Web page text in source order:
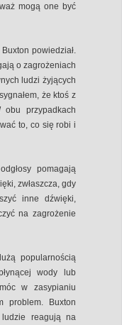
mogą one być
powiedział.
o zagrożeniach
ludzi żyjących
że ktoś z
obu przypadkach
to, co się robi i
pomagają
zwłaszcza, gdy
inne dźwięki,
na zagrożenie
popularnością
wody lub
w zasypianiu
problem. Buxton
reagują na